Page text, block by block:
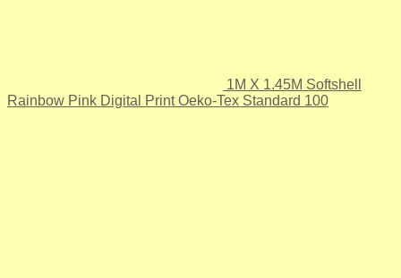
1M X 1.45M Softshell
Rainbow Pink Digital Print Oeko-Tex Standard 100